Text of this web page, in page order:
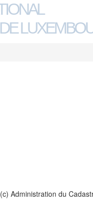
(c) Administration du